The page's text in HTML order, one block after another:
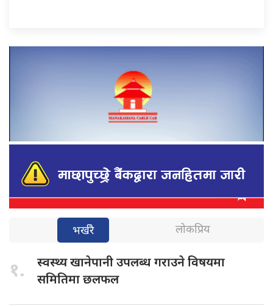
भर्खरै लोकप्रिय
१. स्वस्थ्य खानेपानीउपलब्ध गराउने विषयमा
समितिमा छलफल